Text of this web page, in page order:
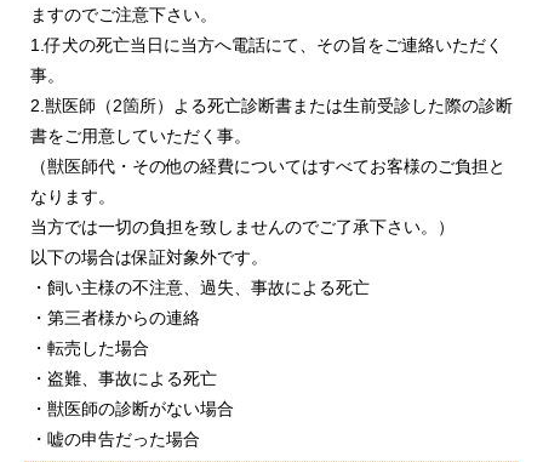
ますのでご注意下さい。
1.仔犬の死亡当日に当方へ電話にて、その旨をご連絡いただく
事。
2.獣医師（2箇所）よる死亡診断書または生前受診した際の診断
書をご用意していただく事。
（獣医師代・その他の経費についてはすべてお客様のご負担と
なります。
当方では一切の負担を致しませんのでご了承下さい。）
以下の場合は保証対象外です。
・飼い主様の不注意、過失、事故による死亡
・第三者様からの連絡
・転売した場合
・盗難、事故による死亡
・獣医師の診断がない場合
・嘘の申告だった場合